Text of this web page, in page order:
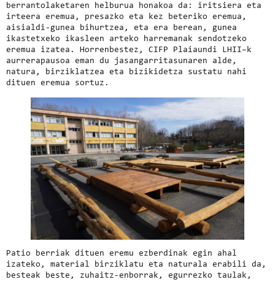
berrantolaketaren helburua honakoa da: iritsiera eta
irteera eremua, presazko eta kez beteriko eremua,
aisialdi-gunea bihurtzea, eta era berean, gunea
ikastetxeko ikasleen arteko harremanak sendotzeko
eremua izatea. Horrenbestez, CIFP Plaiaundi LHII–k
aurrerapausoa eman du jasangarritasunaren alde,
natura, birziklatzea eta bizikidetza sustatu nahi
dituen eremua sortuz.
Patio berriak dituen eremu ezberdinak egin ahal
izateko, material birziklatu eta naturala erabili da,
besteak beste, zuhaitz-enborrak, egurrezko taulak,